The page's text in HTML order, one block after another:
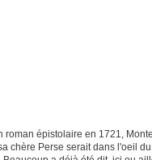
roman épistolaire en 1721,
chère Perse serait dans l'oeil